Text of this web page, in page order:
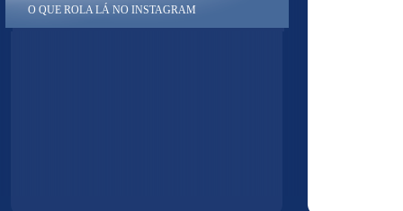
O QUE ROLA LÁ NO INSTAGRAM